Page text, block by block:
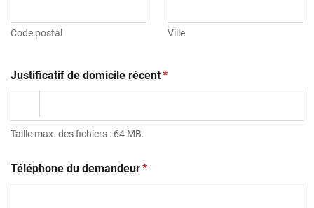
Code postal Ville
Justificatif de domicile récent(obligatoire)
*
Taille max. des fichiers : 64 MB.
Téléphone du demandeur(obligatoire)
*